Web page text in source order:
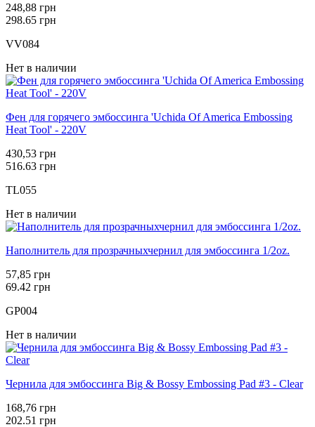
248,88 грн
298.65 грн
VV084
Нет в наличии
Фен для горячего эмбоссинга 'Uchida Of America Embossing
Heat Tool' - 220V
430,53 грн
516.63 грн
TL055
Нет в наличии
Наполнитель для прозрачныхчернил для эмбоссинга 1/2oz.
57,85 грн
69.42 грн
GP004
Нет в наличии
Чернила для эмбоссинга Big & Bossy Embossing Pad #3 - Clear
168,76 грн
202.51 грн